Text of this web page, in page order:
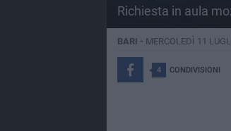
Richiesta in aula
BARI - MERCOLEDÌ 11
4 CONDIVISIONI